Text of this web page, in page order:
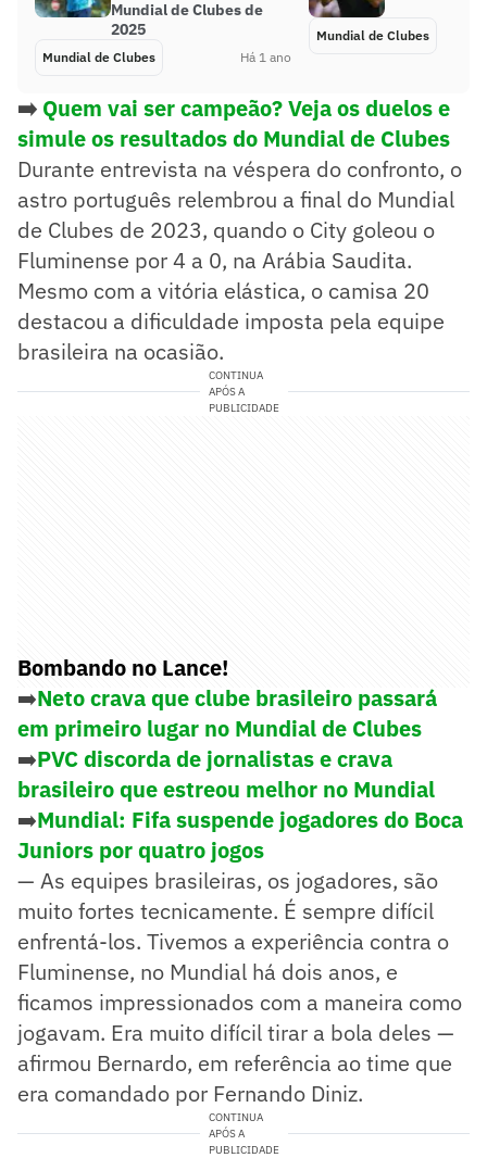
Mundial de Clubes de
2025
Mundial de Clubes Há 1 ano
Mundial de Clubes
➡️ Quem vai ser campeão? Veja os duelos e
simule os resultados do Mundial de Clubes
Durante entrevista na véspera do confronto, o
astro português relembrou a final do Mundial
de Clubes de 2023, quando o City goleou o
Fluminense por 4 a 0, na Arábia Saudita.
Mesmo com a vitória elástica, o camisa 20
destacou a dificuldade imposta pela equipe
brasileira na ocasião.
CONTINUA
APÓS A
PUBLICIDADE
Bombando no Lance!
➡️Neto crava que clube brasileiro passará
em primeiro lugar no Mundial de Clubes
➡️PVC discorda de jornalistas e crava
brasileiro que estreou melhor no Mundial
➡️Mundial: Fifa suspende jogadores do Boca
Juniors por quatro jogos
— As equipes brasileiras, os jogadores, são
muito fortes tecnicamente. É sempre difícil
enfrentá-los. Tivemos a experiência contra o
Fluminense, no Mundial há dois anos, e
ficamos impressionados com a maneira como
jogavam. Era muito difícil tirar a bola deles —
afirmou Bernardo, em referência ao time que
era comandado por Fernando Diniz.
CONTINUA
APÓS A
PUBLICIDADE